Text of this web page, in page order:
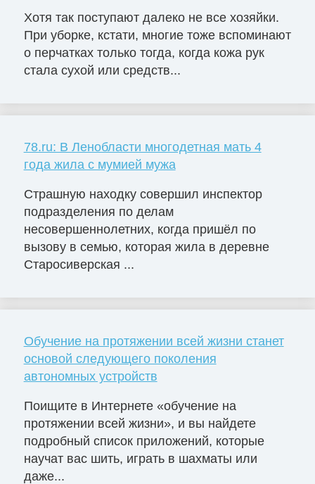
Хотя так поступают далеко не все хозяйки.
При уборке, кстати, многие тоже вспоминают
о перчатках только тогда, когда кожа рук
стала сухой или средств...
78.ru: В Ленобласти многодетная мать 4
года жила с мумией мужа
Страшную находку совершил инспектор
подразделения по делам
несовершеннолетних, когда пришёл по
вызову в семью, которая жила в деревне
Старосиверская ...
Обучение на протяжении всей жизни станет
основой следующего поколения
автономных устройств
Поищите в Интернете «обучение на
протяжении всей жизни», и вы найдете
подробный список приложений, которые
научат вас шить, играть в шахматы или
даже...